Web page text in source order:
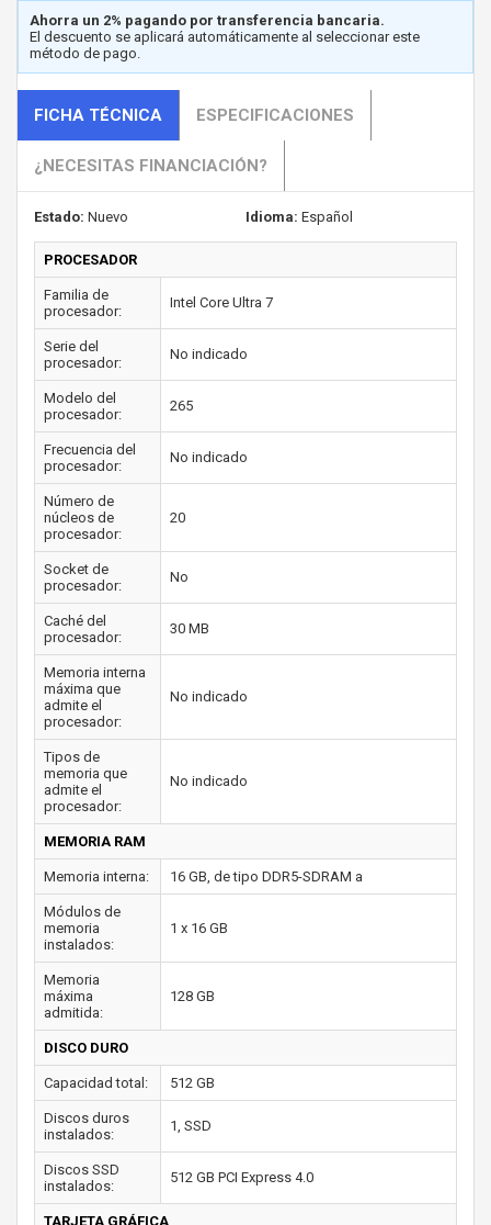
Ahorra un 2% pagando por transferencia bancaria.
El descuento se aplicará automáticamente al seleccionar este
método de pago.
FICHA TÉCNICA ESPECIFICACIONES
¿NECESITAS FINANCIACIÓN?
Estado: Nuevo Idioma: Español
PROCESADOR
Familia de
procesador:
Intel Core Ultra 7
Serie del
procesador:
No indicado
Modelo del
procesador:
265
Frecuencia del
procesador:
No indicado
Número de
núcleos de
procesador:
20
Socket de
procesador:
No
Caché del
procesador:
30 MB
Memoria interna
máxima que
admite el
procesador:
No indicado
Tipos de
memoria que
admite el
procesador:
No indicado
MEMORIA RAM
Memoria interna: 16 GB, de tipo DDR5-SDRAM a
Módulos de
memoria
instalados:
1 x 16 GB
Memoria
máxima
admitida:
128 GB
DISCO DURO
Capacidad total: 512 GB
Discos duros
instalados:
1, SSD
Discos SSD
instalados:
512 GB PCI Express 4.0
TARJETA GRÁFICA